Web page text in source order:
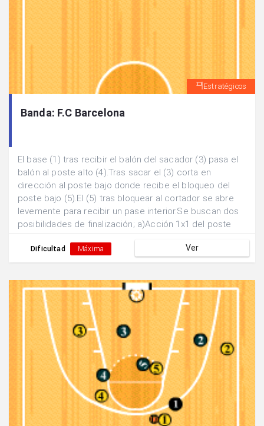
Estratégicos
Banda: F.C Barcelona
El base (1) tras recibir el balón del sacador (3) pasa el
balón al poste alto (4).Tras sacar el (3) corta en
dirección al poste bajo donde recibe el bloqueo del
poste bajo (5).El (5) tras bloquear al cortador se abre
levemente para recibir un pase interior.Se buscan dos
posibilidades de finalización; a)Acción 1x1 del poste
base (1) escapando de la marca.
Dificultad Máxima Ver